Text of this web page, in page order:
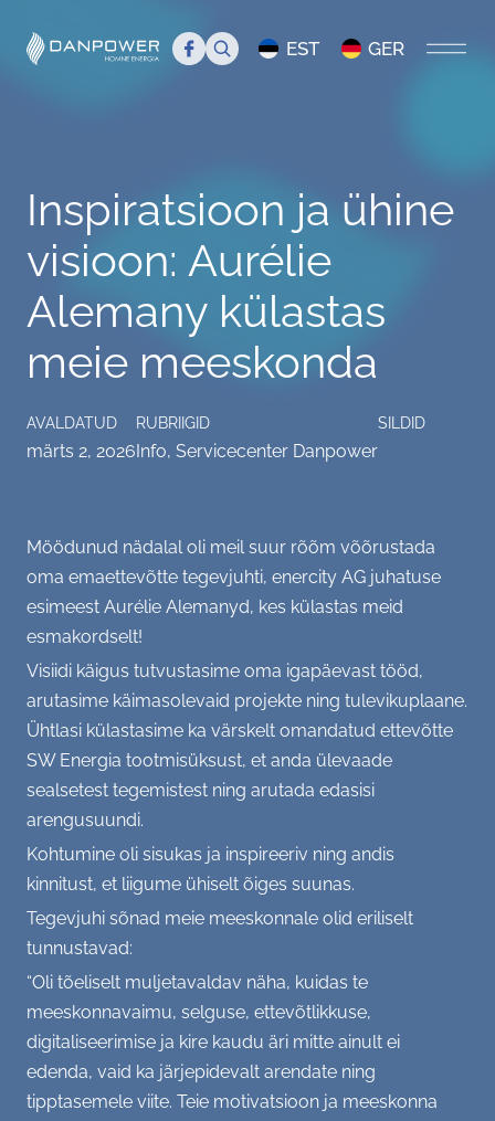
MEIST
Juhtkond
Danpower meedias
Töökuulutus
BLOGI
Servicecenter Danpower
Üritused
(Kodu)kontor, (vaimne) tervis
SC soovitab - raamat, film, retsept...
Tiim
Üritused
Aktsioonid
Varia
KONTAKT
Search EST GER
Inspiratsioon ja ühine
visioon: Aurélie
Alemany külastas
meie meeskonda
AVALDATUD
märts 2, 2026
RUBRIIGID
Info, Servicecenter Danpower
SILDID
Möödunud nädalal oli meil suur rõõm võõrustada
oma emaettevõtte tegevjuhti, enercity AG juhatuse
esimeest Aurélie Alemanyd, kes külastas meid
esmakordselt!
Visiidi käigus tutvustasime oma igapäevast tööd,
arutasime käimasolevaid projekte ning tulevikuplaane.
Ühtlasi külastasime ka värskelt omandatud ettevõtte
SW Energia tootmisüksust, et anda ülevaade
sealsetest tegemistest ning arutada edasisi
arengusuundi.
Kohtumine oli sisukas ja inspireeriv ning andis
kinnitust, et liigume ühiselt õiges suunas.
Tegevjuhi sõnad meie meeskonnale olid eriliselt
tunnustavad:
“Oli tõeliselt muljetavaldav näha, kuidas te
meeskonnavaimu, selguse, ettevõtlikkuse,
digitaliseerimise ja kire kaudu äri mitte ainult ei
edenda, vaid ka järjepidevalt arendate ning
tipptasemele viite. Teie motivatsioon ja meeskonna